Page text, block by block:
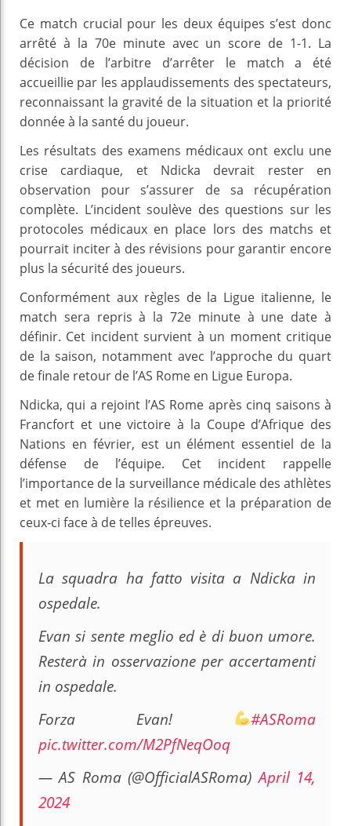
Ce match crucial pour les deux équipes s’est donc
arrêté à la 70e minute avec un score de 1-1. La
décision de l’arbitre d’arrêter le match a été
accueillie par les applaudissements des spectateurs,
reconnaissant la gravité de la situation et la priorité
donnée à la santé du joueur.
Les résultats des examens médicaux ont exclu une
crise cardiaque, et Ndicka devrait rester en
observation pour s’assurer de sa récupération
complète. L’incident soulève des questions sur les
protocoles médicaux en place lors des matchs et
pourrait inciter à des révisions pour garantir encore
plus la sécurité des joueurs.
Conformément aux règles de la Ligue italienne, le
match sera repris à la 72e minute à une date à
définir. Cet incident survient à un moment critique
de la saison, notamment avec l’approche du quart
de finale retour de l’AS Rome en Ligue Europa.
Ndicka, qui a rejoint l’AS Rome après cinq saisons à
Francfort et une victoire à la Coupe d’Afrique des
Nations en février, est un élément essentiel de la
défense de l’équipe. Cet incident rappelle
l’importance de la surveillance médicale des athlètes
et met en lumière la résilience et la préparation de
ceux-ci face à de telles épreuves.
La squadra ha fatto visita a Ndicka in
ospedale.
Evan si sente meglio ed è di buon umore.
Resterà in osservazione per accertamenti
in ospedale.
Forza Evan!
#ASRoma
pic.twitter.com/M2PfNeqOoq
— AS Roma (@OfficialASRoma)April 14,
2024